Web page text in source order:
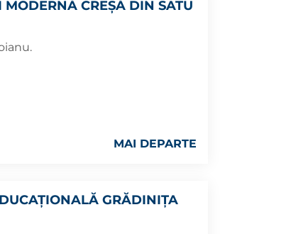
CREȘĂ DIN SATU
MAI DEPARTE
GRĂDINIȚA